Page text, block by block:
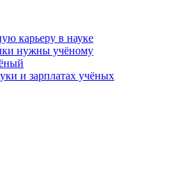
карьеру в науке
нужны учёному
и зарплатах учёных